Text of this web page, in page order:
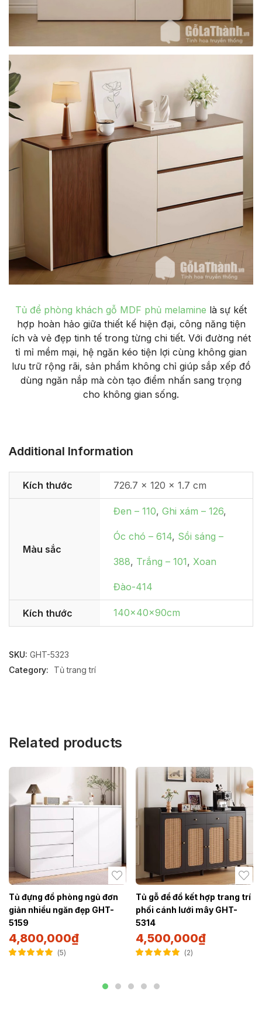
Tủ để phòng khách gỗ MDF phủ melamine là sự kết
hợp hoàn hảo giữa thiết kế hiện đại, công năng tiện
ích và vẻ đẹp tinh tế trong từng chi tiết. Với đường nét
tỉ mỉ mềm mại, hệ ngăn kéo tiện lợi cùng không gian
lưu trữ rộng rãi, sản phẩm không chỉ giúp sắp xếp đồ
dùng ngăn nắp mà còn tạo điểm nhấn sang trọng
cho không gian sống.
Additional Information
Kích thước 726.7 × 120 × 1.7 cm
Màu sắc
Đen – 110, Ghi xám – 126,
Óc chó – 614, Sồi sáng –
388, Trắng – 101, Xoan
Đào-414
Kích thước 140x40x90cm
SKU: GHT-5323
Category:
Tủ trang trí
Related products
Tủ đựng đồ phòng ngủ đơn
giản nhiều ngăn đẹp GHT-
5159
4,800,000₫
5
Tủ gỗ để đồ kết hợp trang trí
phối cánh lưới mây GHT-
5314
4,500,000₫
2